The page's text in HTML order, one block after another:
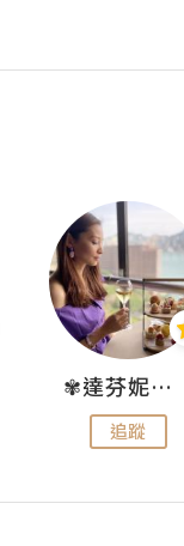
✾達芬妮•愛孩子•愛生活✾
追蹤